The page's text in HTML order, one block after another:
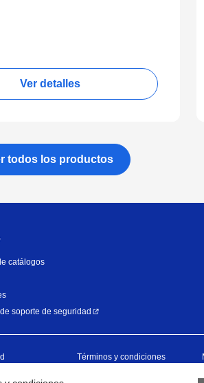
Ver detalles
todos los productos
catálogos
soporte de seguridad
Términos y condiciones